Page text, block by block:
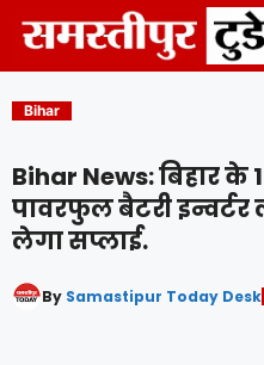
content
Bihar
Bihar News: बिहार के
पावरफुल बैटरी
लेगा सप्लाई.
By Samastipur Today Desk